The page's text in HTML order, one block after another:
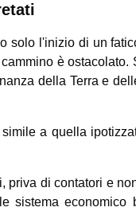
solo l'inizio di un
è ostacolato.
della Terra e
a quella
priva di contatori e
sistema economico